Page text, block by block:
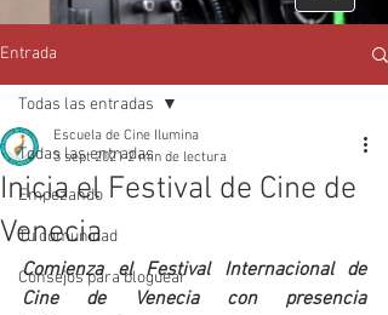
Entrada
Todas las entradas
Empezando
Tu comunidad
Consejos para bloguear
Todas las entradas
Inicia el Festival de Cine de
Venecia
Escuela de Cine Ilumina
3 sept 2021 2 min de lectura
Comienza el Festival Internacional de
Cine de Venecia con presencia